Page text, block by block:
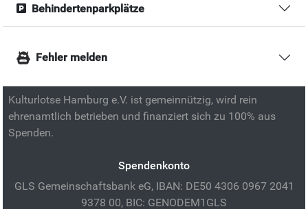
Behindertenparkplätze
Fehler melden
Kulturlotse Hamburg e.V. ist gemeinnützig, wird rein
ehrenamtlich betrieben und finanziert sich zu 100% aus
Spenden.
Spendenkonto
GLS Gemeinschaftsbank eG, IBAN: DE50 4306 0967 2041
9378 00, BIC: GENODEM1GLS